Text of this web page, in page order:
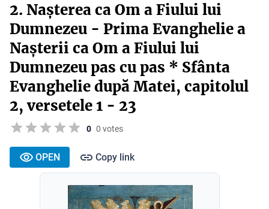
2. Nașterea ca Om a Fiului lui
Dumnezeu - Prima Evanghelie a
Nașterii ca Om a Fiului lui
Dumnezeu pas cu pas * Sfânta
Evanghelie după Matei, capitolul
2, versetele 1 - 23
0 0 votes
OPEN Copy link